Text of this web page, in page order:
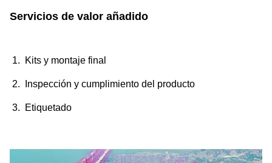
Servicios de valor añadido
1. Kits y montaje final
2. Inspección y cumplimiento del producto
3. Etiquetado